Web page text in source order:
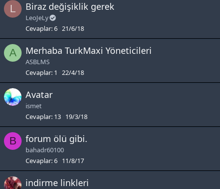
L Biraz değişiklik gerek
LeoJeLy
Cevaplar 6 21/6/18
A Merhaba TurkMaxi Yöneticileri
ASBLMS
Cevaplar 1 22/4/18
Avatar
ismet
Cevaplar 13 19/3/18
B forum ölü gibi.
bahadr60100
Cevaplar 6 11/8/17
indirme linkleri